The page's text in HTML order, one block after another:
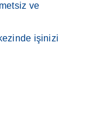
ve
işinizi